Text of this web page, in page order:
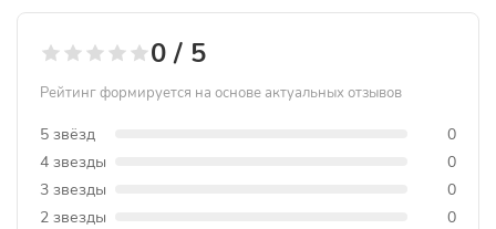
0 / 5
Рейтинг формируется на основе актуальных отзывов
5 звёзд
0
4 звезды
0
3 звезды
0
2 звезды
0